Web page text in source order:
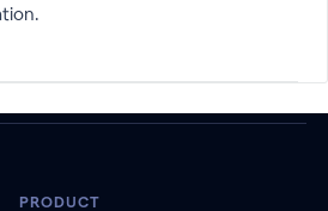
PRODUCT